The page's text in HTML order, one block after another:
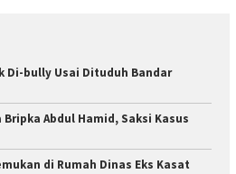
Di-bully Usai Dituduh Bandar
Abdul Hamid, Saksi Kasus
di Rumah Dinas Eks Kasat